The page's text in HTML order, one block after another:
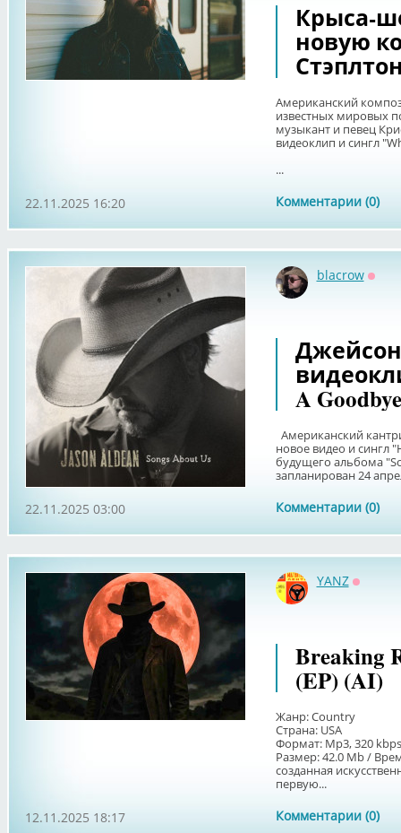
Крыса-
новую
Американский
известных мировых
музыкант и певец
видеоклип и сингл
...
Комментарии (0)
22.11.2025 16:20
blacrow
A
Американский
новое видео и сингл
будущего альбома
запланирован 24
Комментарии (0)
22.11.2025 03:00
YANZ
Breaking
(EP) (AI)
Жанр: Country
Страна: USA
Формат: Mp3, 320
Размер: 42.0 Mb /
созданная
первую...
Комментарии (0)
12.11.2025 18:17